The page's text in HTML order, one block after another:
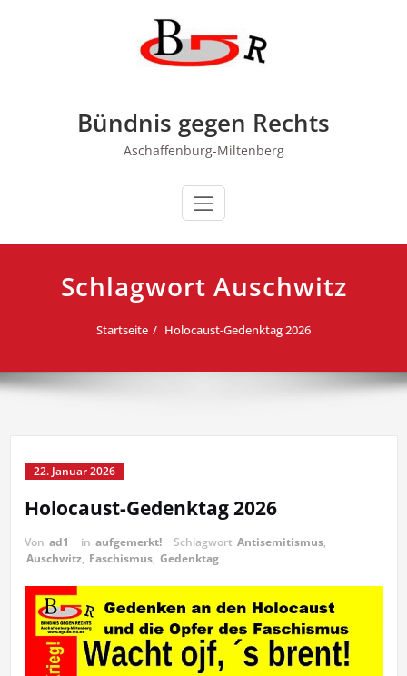
Bündnis gegen Rechts
Aschaffenburg-Miltenberg
Schlagwort Auschwitz
Startseite Holocaust-Gedenktag 2026
22. Januar 2026
Holocaust-Gedenktag 2026
Von ad1 in aufgemerkt! Schlagwort Antisemitismus,
Auschwitz, Faschismus, Gedenktag